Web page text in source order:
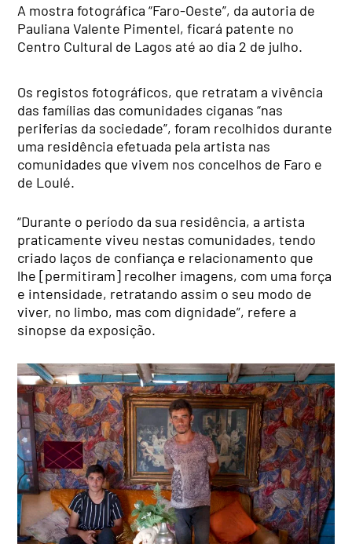
A mostra fotográfica “Faro-Oeste”, da autoria de
Pauliana Valente Pimentel, ficará patente no
Centro Cultural de Lagos até ao dia 2 de julho.
Os registos fotográficos, que retratam a vivência
das famílias das comunidades ciganas “nas
periferias da sociedade”, foram recolhidos durante
uma residência efetuada pela artista nas
comunidades que vivem nos concelhos de Faro e
de Loulé.
“Durante o período da sua residência, a artista
praticamente viveu nestas comunidades, tendo
criado laços de confiança e relacionamento que
lhe [permitiram] recolher imagens, com uma força
e intensidade, retratando assim o seu modo de
viver, no limbo, mas com dignidade”, refere a
sinopse da exposição.